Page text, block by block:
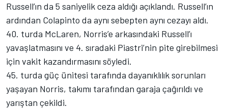
Russell’ın da 5 saniyelik ceza aldığı açıklandı. Russell’ın
ardından Colapinto da aynı sebepten aynı cezayı aldı.
40. turda McLaren, Norris’e arkasındaki Russell’ı
yavaşlatmasını ve 4. sıradaki Piastri’nin pite girebilmesi
için vakit kazandırmasını söyledi.
45. turda güç ünitesi tarafında dayanıklılık sorunları
yaşayan Norris, takımı tarafından garaja çağırıldı ve
yarıştan çekildi.